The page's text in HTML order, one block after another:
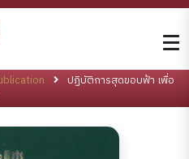
ปฏิบัติการสุดขอบฟ้า เพื่อ